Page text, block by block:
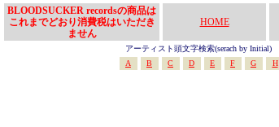
BLOODSUCKER recordsの商品は
これまでどおり消費税はいただき
ません
HOME
アーティスト頭文字検索(serach by Initial)
A
B C D E F G H